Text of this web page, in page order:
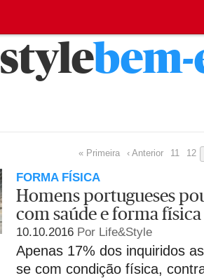
style
« Primeira ‹ Anterior 11 12
FORMA FÍSICA
Homens portugueses
com saúde e forma física
10.10.2016 Por Life&Style
Apenas 17% dos inquiridos
se com condição física,